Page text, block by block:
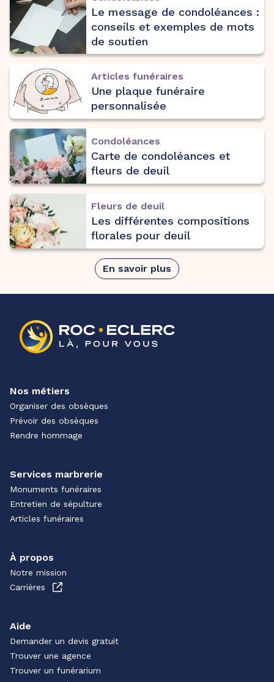
Le message de condoléances :
conseils et exemples de mots
de soutien
Articles funéraires
Une plaque funéraire
personnalisée
Condoléances
Carte de condoléances et
fleurs de deuil
Fleurs de deuil
Les différentes compositions
florales pour deuil
En savoir plus
Nos métiers
Organiser des obsèques
Prévoir des obsèques
Rendre hommage
Services marbrerie
Monuments funéraires
Entretien de sépulture
Articles funéraires
À propos
Notre mission
Carrières
Aide
Demander un devis gratuit
Trouver une agence
Trouver un funérarium